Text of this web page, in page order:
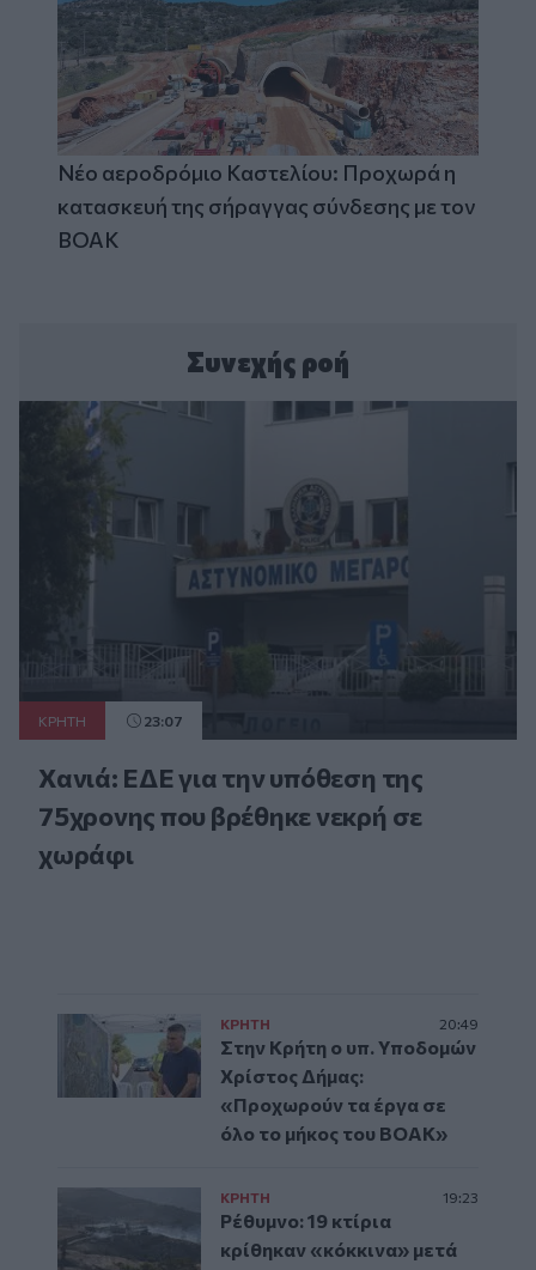
Νέο αεροδρόμιο Καστελίου: Προχωρά η
κατασκευή της σήραγγας σύνδεσης με τον
ΒΟΑΚ
Συνεχής ροή
ΚΡΗΤΗ 23:07
Χανιά: ΕΔΕ για την υπόθεση της
75χρονης που βρέθηκε νεκρή σε
χωράφι
ΚΡΗΤΗ 20:49
Στην Κρήτη ο υπ. Υποδομών
Χρίστος Δήμας:
«Προχωρούν τα έργα σε
όλο το μήκος του ΒΟΑΚ»
ΚΡΗΤΗ 19:23
Ρέθυμνο: 19 κτίρια
κρίθηκαν «κόκκινα» μετά